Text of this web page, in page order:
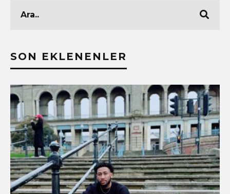
SON EKLENENLER